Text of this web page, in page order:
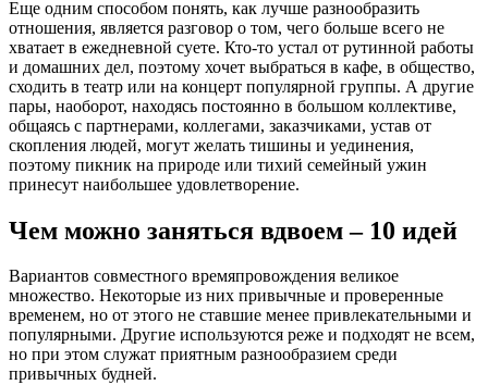
Еще одним способом понять, как лучше разнообразить
отношения, является разговор о том, чего больше всего не
хватает в ежедневной суете. Кто-то устал от рутинной работы
и домашних дел, поэтому хочет выбраться в кафе, в общество,
сходить в театр или на концерт популярной группы. А другие
пары, наоборот, находясь постоянно в большом коллективе,
общаясь с партнерами, коллегами, заказчиками, устав от
скопления людей, могут желать тишины и уединения,
поэтому пикник на природе или тихий семейный ужин
принесут наибольшее удовлетворение.
Чем можно заняться вдвоем – 10 идей
Вариантов совместного времяпровождения великое
множество. Некоторые из них привычные и проверенные
временем, но от этого не ставшие менее привлекательными и
популярными. Другие используются реже и подходят не всем,
но при этом служат приятным разнообразием среди
привычных будней.